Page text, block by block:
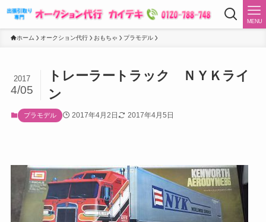
MENU
ホーム オークション代行 おもちゃ プラモデル
トレーラートラック ＮＹＫライ
ン
2017
4/05
プラモデル 2017年4月2日 2017年4月5日